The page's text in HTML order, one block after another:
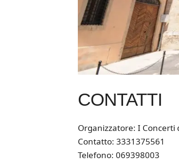
CONTATTI
Organizzatore: I Concerti
Contatto: 3331375561
Telefono: 069398003